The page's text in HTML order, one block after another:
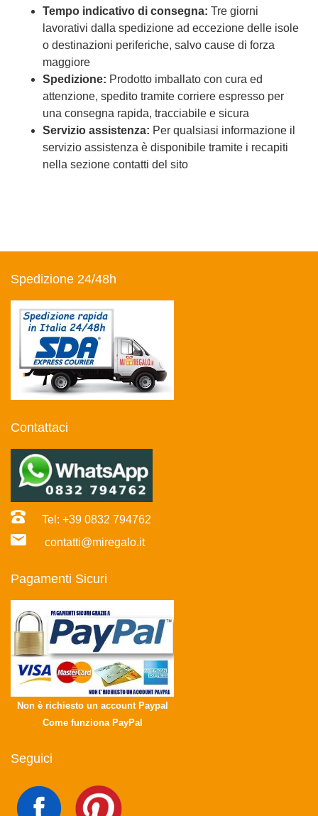
Tempo indicativo di consegna: Tre giorni
lavorativi dalla spedizione ad eccezione delle isole
o destinazioni periferiche, salvo cause di forza
maggiore
Spedizione: Prodotto imballato con cura ed
attenzione, spedito tramite corriere espresso per
una consegna rapida, tracciabile e sicura
Servizio assistenza: Per qualsiasi informazione il
servizio assistenza è disponibile tramite i recapiti
nella sezione contatti del sito
Spedizione 24/48h
Contattaci
Tel: +39 0832 794762
contatti@miregalo.it
Pagamenti Sicuri
Non è richiesto un account Paypal
Come funziona PayPal
Seguici